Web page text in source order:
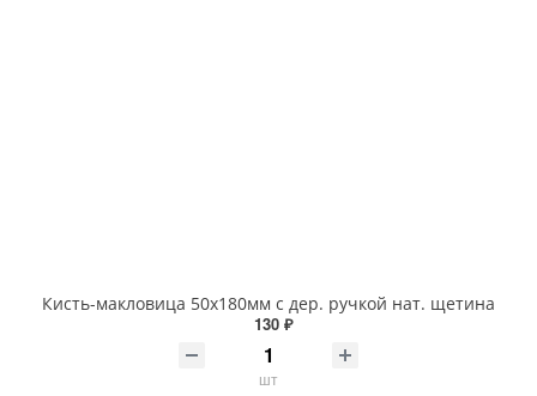
Кисть-макловица 50х180мм с дер. ручкой нат. щетина
130 ₽
шт